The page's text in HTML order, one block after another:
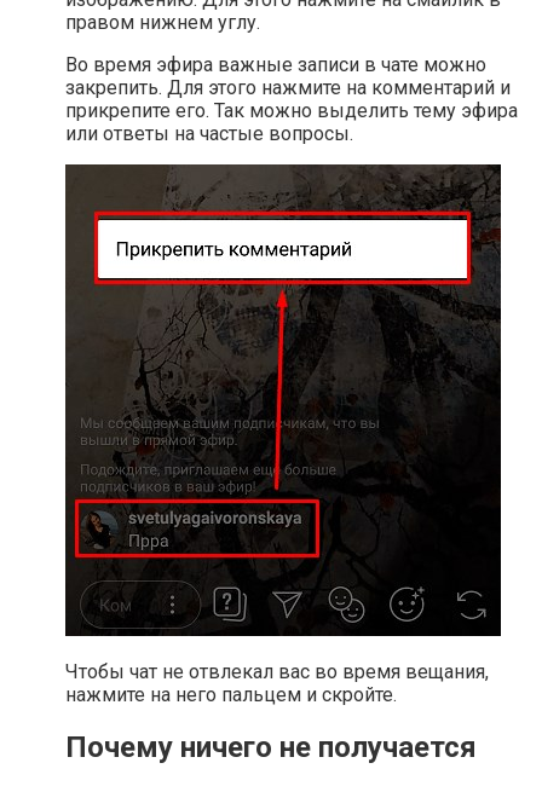
правом нижнем углу.
Во время эфира важные записи в чате можно
закрепить. Для этого нажмите на комментарий и
прикрепите его. Так можно выделить тему эфира
или ответы на частые вопросы.
Чтобы чат не отвлекал вас во время вещания,
нажмите на него пальцем и скройте.
Почему ничего не получается